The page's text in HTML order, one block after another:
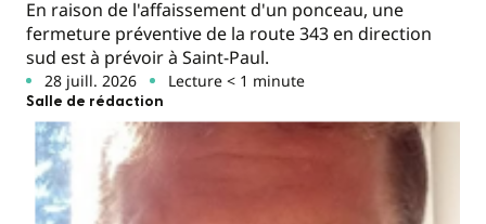
En raison de l'affaissement d'un ponceau, une
fermeture préventive de la route 343 en direction
sud est à prévoir à Saint-Paul.
28 juill. 2026 Lecture < 1 minute
Salle de rédaction